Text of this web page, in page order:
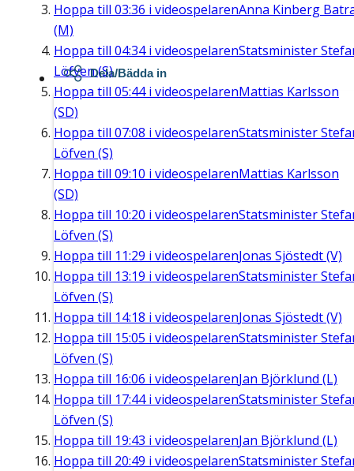
Hoppa till 03:36 i videospelarenAnna Kinberg
(M)
Hoppa till 04:34i videospelarenStatsminister
Löfven (S)
Hoppa till 05:44i videospelarenMattias Karlsson
(SD)
Hoppa till 07:08 i videospelarenStatsminister
Löfven (S)
Hoppa till 09:10 i videospelarenMattias Karlsson
(SD)
Hoppa till 10:20 i videospelarenStatsminister
Löfven (S)
Hoppa till 11:29 i videospelarenJonas Sjöstedt (V)
Hoppa till 13:19 i videospelarenStatsminister
Löfven (S)
Hoppa till 14:18 i videospelarenJonas Sjöstedt (V)
Hoppa till 15:05 i videospelarenStatsminister
Löfven (S)
Hoppa till 16:06 i videospelarenJan Björklund (L)
Hoppa till 17:44i videospelarenStatsminister
Löfven (S)
Hoppa till 19:43 i videospelarenJan Björklund (L)
Hoppa till 20:49 i videospelarenStatsminister
Dela/Bädda in